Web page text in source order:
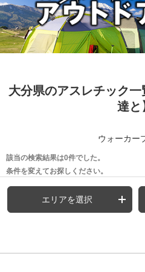
大分県のアスレチック
達と
ウォーカー
該当の検索結果は0件でした。
条件を変えてお探しください。
エリアを選択